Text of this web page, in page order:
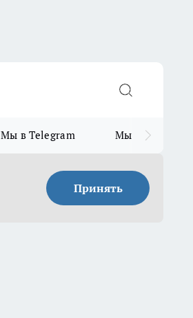
Мы в Telegram Мы в MAX
Принять